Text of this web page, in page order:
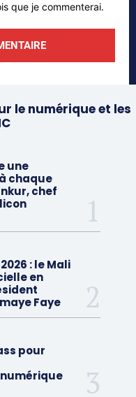
que je commenterai.
le numérique et les
une
chaque
chef
: le Mali
en
Faye
pour